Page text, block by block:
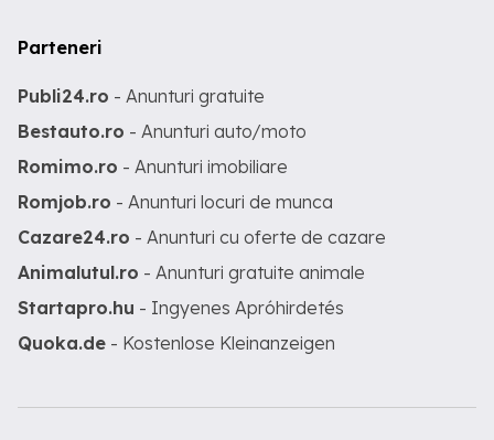
Parteneri
Publi24.ro - Anunturi gratuite
Bestauto.ro - Anunturi auto/moto
Romimo.ro - Anunturi imobiliare
Romjob.ro - Anunturi locuri de munca
Cazare24.ro - Anunturi cu oferte de cazare
Animalutul.ro - Anunturi gratuite animale
Startapro.hu - Ingyenes Apróhirdetés
Quoka.de - Kostenlose Kleinanzeigen